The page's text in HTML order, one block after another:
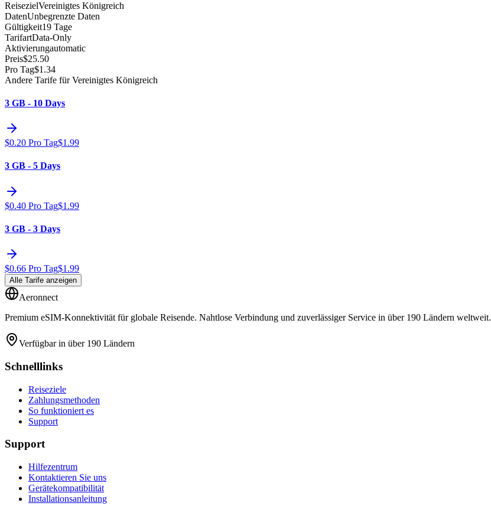
ReisezielVereinigtes Königreich
DatenUnbegrenzte Daten
Gültigkeit19 Tage
TarifartData-Only
Aktivierungautomatic
Preis$25.50
Pro Tag$1.34
Andere Tarife für Vereinigtes Königreich
3 GB - 10 Days
$0.20 Pro Tag$1.99
3 GB - 5 Days
$0.40 Pro Tag$1.99
3 GB - 3 Days
$0.66 Pro Tag$1.99
Alle Tarife anzeigen
Aeronnect
Premium eSIM-Konnektivität für globale Reisende. Nahtlose Verbindung und zuverlässiger Service in über 190 Ländern weltweit.
Verfügbar in über 190 Ländern
Schnelllinks
Reiseziele
Zahlungsmethoden
So funktioniert es
Support
Support
Hilfezentrum
Kontaktieren Sie uns
Gerätekompatibilität
Installationsanleitung